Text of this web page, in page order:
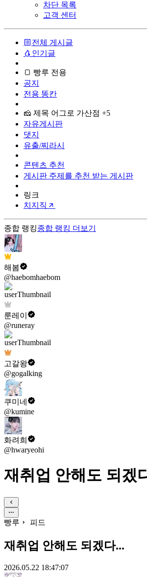
차단 목록
고객 센터
전체 게시글
인기글
🍞 빵루 전용
공지
전용 똥칸
🧀 제목 어그로 가산점 +5
자유게시판
댓지
유출/찌라시
콘텐츠 추천
게시판 주제를 추천 받는 게시판
링크
치지직
종합 랭킹종합 랭킹 더보기
해봄
@haebomhaebom
룬레이
@runeray
고갈왕
@gogalking
쿠미네
@kumine
화려희
@hwaryeohi
재취업 안해도 되겠
빵루 피드
재취업 안해도 되겠다...
2026.05.22 18:47:07